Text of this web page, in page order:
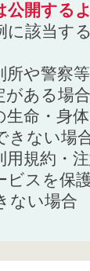
公開する
に該当す
所や警察
がある場合
生命・身
きない場
用規約・
ビスを保
ない場合